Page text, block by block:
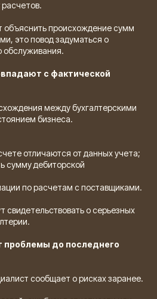
объяснить происхождение сумм
это повод задуматься о
обслуживания.
с фактической
между бухгалтерскими
бизнеса.
отличаются от данных учета;
сумму дебиторской
по расчетам с поставщиками.
свидетельствовать о серьезных
проблемы до последнего
сообщает о рисках заранее.